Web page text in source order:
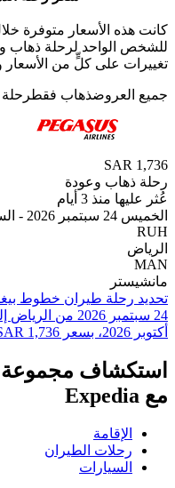
لرحلة ذهاب وعودة
على كلٍّ من الأسعار
ذهاب فقطرحلة ذهاب
وعودة
3 أيام
2026
مجموعة
الطيران